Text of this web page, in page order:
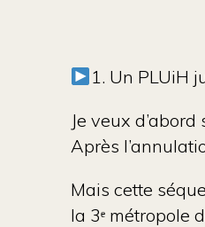
1. Un PLUiH
Je veux
Après
Mais cette
la 3ᵉ métropole